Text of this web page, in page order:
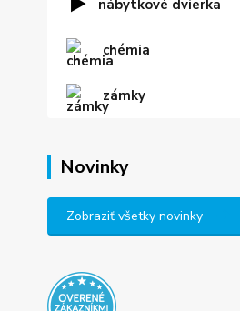
nábytkové dvierka
chémia
zámky
Novinky
Zobraziť všetky novinky